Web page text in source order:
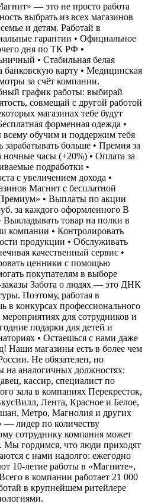
— это не просто работа
выбрать из всех магазинов
и детям. Работай в
гарантии • Официальное
дня по ТК РФ •
• Стабильная белая
банковскую карту • Медицинская
за счёт компании.
график работы: выбирай
совмещай с другой работой
магазинах тебе будут
форменная одежда •
обучим и поддержим тебя
больше • Премия за
часы (+20%) • Оплата за
подработки •
с увеличением дохода •
Магнит с бесплатной
• Выплаты по акции
за каждого оформленного В
товар на полки в
компании • Контролировать
продукции • Обслуживать
качественный сервис •
ценники с помощью
покупателям в выборе
заказы Забота о людях — это ДНК
Поэтому, работая в
в конкурсах профессионального
для сотрудников и
подарки для детей и
• Остаешься с нами даже
Наши магазины есть в более чем
Не обязателен, но
на аналогичных должностях:
кассир, специалист по
зала в компаниях Перекресток,
Лента, Красное и Белое,
Метро, Магнолия и других
— лидер по количеству
сотруднику компания может
Мы гордимся, что люди приходят
с нами надолго: ежегодно
10-летие работы в «Магните»,
в компании работает 21 000
в крупнейшем ритейлере